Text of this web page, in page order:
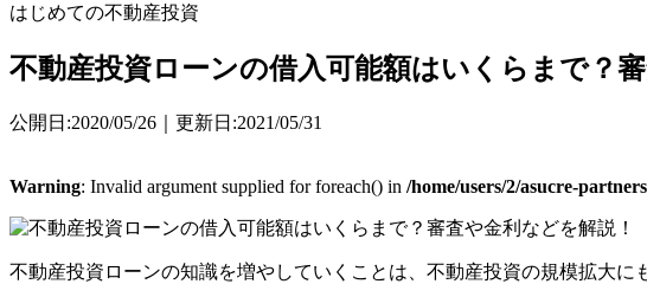
はじめての不動産投資
不動産投資ローンの借入可能額はいくらまで？
公開日:2020/05/26｜更新日:2021/05/31
Warning: Invalid argument supplied for foreach() in /home/users/2/asucre-
不動産投資ローンの知識を増やしていくことは、不動産投資の規模拡大に